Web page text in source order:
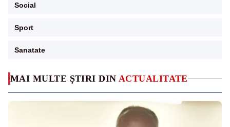
MAI MULTE ȘTIRI DIN ACTUALITATE
Social
Sport
Sanatate